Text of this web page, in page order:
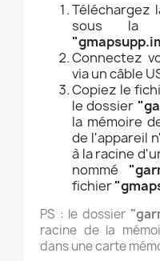
Téléchargez
sous la
Connectez
via un câble
Copiez le
le dossier
la mémoire
de l'appareil
à la racine
nommé
fichier
PS : le dossier
racine de la
dans une carte